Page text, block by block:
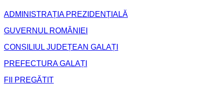
ADMINISTRAȚIA PREZIDENȚIALĂ
GUVERNUL ROMÂNIEI
CONSILIUL JUDEȚEAN GALAȚI
PREFECTURA GALAȚI
FII PREGĂTIT